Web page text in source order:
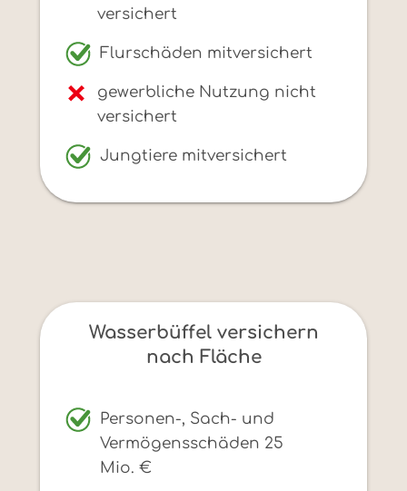
versichert
Flurschäden mitversichert
gewerbliche Nutzung nicht
versichert
Jungtiere mitversichert
Wasserbüffel versichern
nach Fläche
Personen-, Sach- und
Vermögensschäden 25
Mio. €